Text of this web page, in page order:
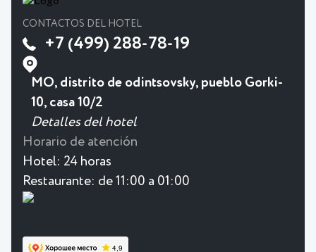
CONTACTOS DEL HOTEL
+7 (499) 288-78-19
MO, distrito de odintsovsky, pueblo Gorki-
10, casa 10/2
Detalles del hotel
Horario de atención
Hotel: 24 horas
Restaurante: de 11:00 a 01:00